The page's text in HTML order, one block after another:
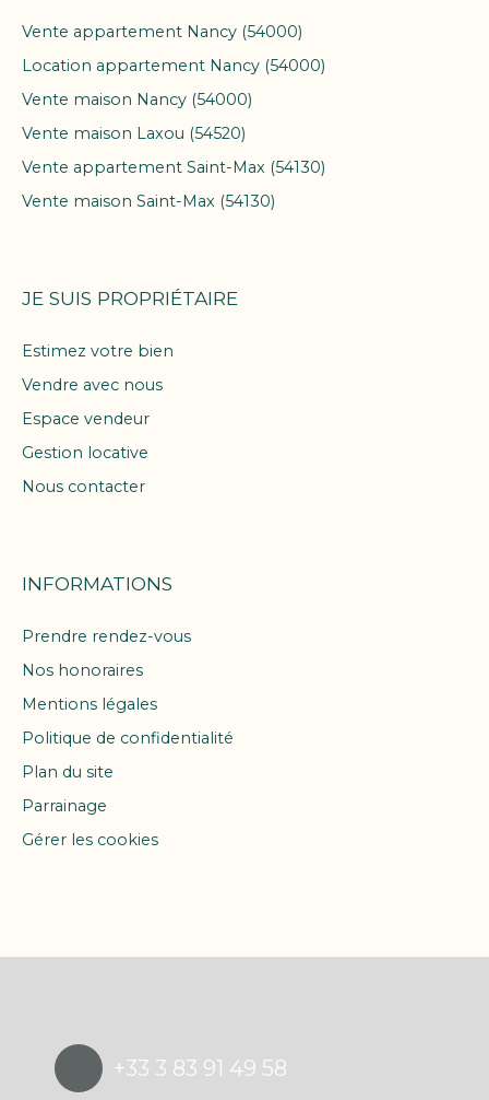
Vente appartement Nancy (54000)
Location appartement Nancy (54000)
Vente maison Nancy (54000)
Vente maison Laxou (54520)
Vente appartement Saint-Max (54130)
Vente maison Saint-Max (54130)
JE SUIS PROPRIÉTAIRE
Estimez votre bien
Vendre avec nous
Espace vendeur
Gestion locative
Nous contacter
INFORMATIONS
Prendre rendez-vous
Nos honoraires
Mentions légales
Politique de confidentialité
Plan du site
Parrainage
Gérer les cookies
+33 3 83 91 49 58